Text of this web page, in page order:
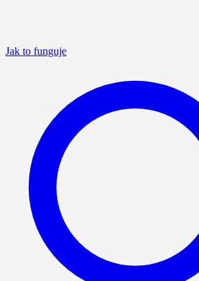
Jak to funguje